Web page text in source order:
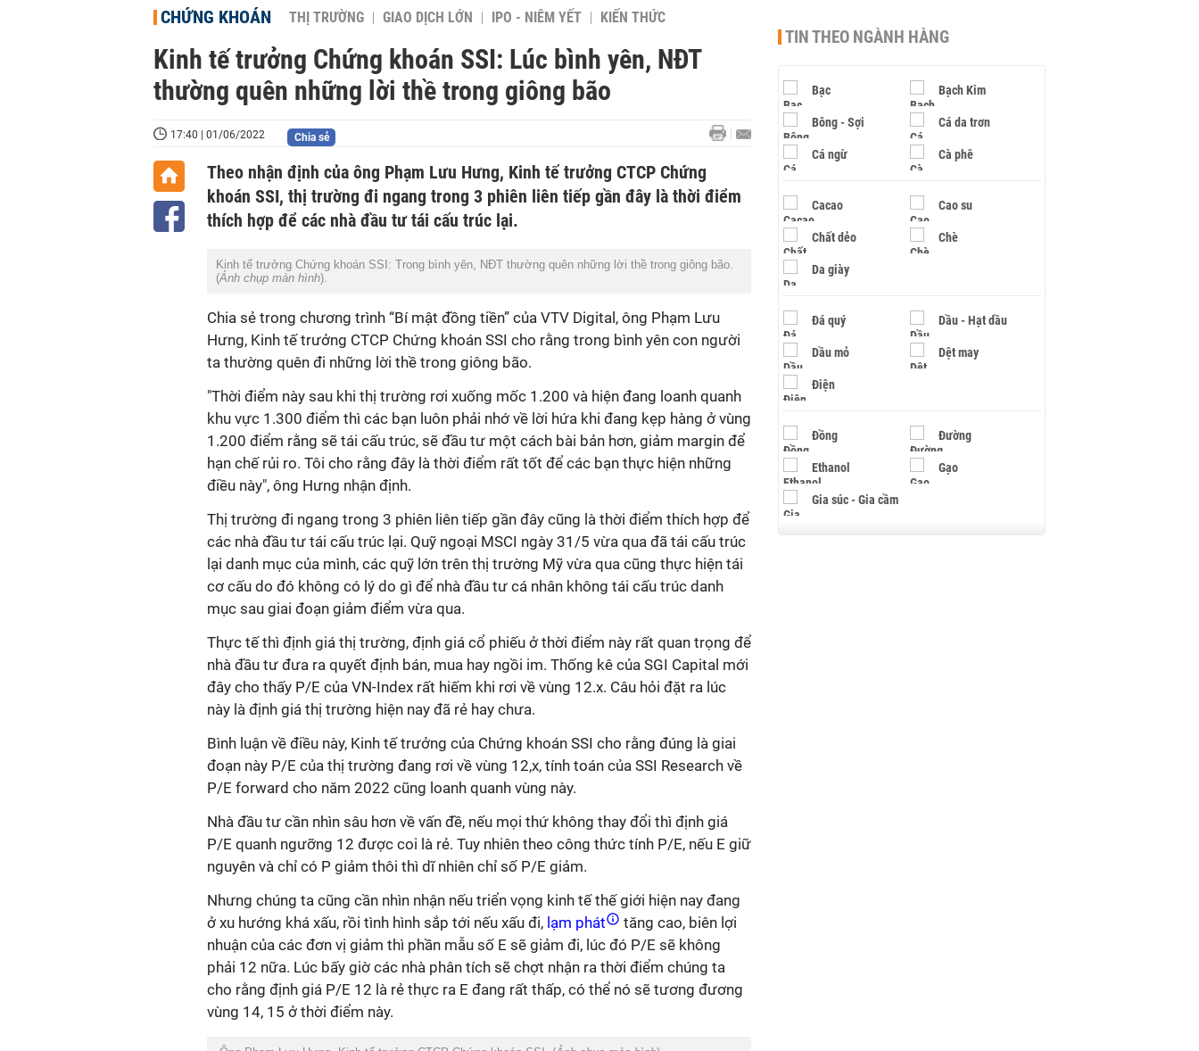
CHỨNG KHOÁN THỊ TRƯỜNG GIAO DỊCH LỚN IPO - NIÊM YẾT KIẾN THỨC
Kinh tế trưởng Chứng khoán SSI: Lúc bình yên, NĐT
thường quên những lời thề trong giông bão
17:40 | 01/06/2022 Chia sẻ
Theo nhận định của ông Phạm Lưu Hưng, Kinh tế trưởng CTCP Chứng
khoán SSI, thị trường đi ngang trong 3 phiên liên tiếp gần đây là thời điểm
thích hợp để các nhà đầu tư tái cấu trúc lại.
Kinh tế trưởng Chứng khoán SSI: Trong bình yên, NĐT thường quên những lời thề trong giông bão.
(Ảnh chụp màn hình).
Chia sẻ trong chương trình “Bí mật đồng tiền” của VTV Digital, ông Phạm Lưu
Hưng, Kinh tế trưởng CTCP Chứng khoán SSI cho rằng trong bình yên con người
ta thường quên đi những lời thề trong giông bão.
"Thời điểm này sau khi thị trường rơi xuống mốc 1.200 và hiện đang loanh quanh
khu vực 1.300 điểm thì các bạn luôn phải nhớ về lời hứa khi đang kẹp hàng ở vùng
1.200 điểm rằng sẽ tái cấu trúc, sẽ đầu tư một cách bài bản hơn, giảm margin để
hạn chế rủi ro. Tôi cho rằng đây là thời điểm rất tốt để các bạn thực hiện những
điều này", ông Hưng nhận định.
Thị trường đi ngang trong 3 phiên liên tiếp gần đây cũng là thời điểm thích hợp để
các nhà đầu tư tái cấu trúc lại. Quỹ ngoại MSCI ngày 31/5 vừa qua đã tái cấu trúc
lại danh mục của mình, các quỹ lớn trên thị trường Mỹ vừa qua cũng thực hiện tái
cơ cấu do đó không có lý do gì để nhà đầu tư cá nhân không tái cấu trúc danh
mục sau giai đoạn giảm điểm vừa qua.
Thực tế thì định giá thị trường, định giá cổ phiếu ở thời điểm này rất quan trọng để
nhà đầu tư đưa ra quyết định bán, mua hay ngồi im. Thống kê của SGI Capital mới
đây cho thấy P/E của VN-Index rất hiếm khi rơi về vùng 12.x. Câu hỏi đặt ra lúc
này là định giá thị trường hiện nay đã rẻ hay chưa.
Bình luận về điều này, Kinh tế trưởng của Chứng khoán SSI cho rằng đúng là giai
đoạn này P/E của thị trường đang rơi về vùng 12,x, tính toán của SSI Research về
P/E forward cho năm 2022 cũng loanh quanh vùng này.
Nhà đầu tư cần nhìn sâu hơn về vấn đề, nếu mọi thứ không thay đổi thì định giá
P/E quanh ngưỡng 12 được coi là rẻ. Tuy nhiên theo công thức tính P/E, nếu E giữ
nguyên và chỉ có P giảm thôi thì dĩ nhiên chỉ số P/E giảm.
Nhưng chúng ta cũng cần nhìn nhận nếu triển vọng kinh tế thế giới hiện nay đang
ở xu hướng khá xấu, rồi tình hình sắp tới nếu xấu đi, lạm phát
tăng cao, biên lợi
nhuận của các đơn vị giảm thì phần mẫu số E sẽ giảm đi, lúc đó P/E sẽ không
phải 12 nữa. Lúc bấy giờ các nhà phân tích sẽ chợt nhận ra thời điểm chúng ta
cho rằng định giá P/E 12 là rẻ thực ra E đang rất thấp, có thể nó sẽ tương đương
vùng 14, 15 ở thời điểm này.
TIN THEO NGÀNH HÀNG
Bạc Bạch Kim
Bông - Sợi Cá da trơn
Cá ngừ Cà phê
Cacao Cao su
Chất dẻo Chè
Da giày
Đá quý Dầu - Hạt dầu
Dầu mỏ Dệt may
Điện
Đồng Đường
Ethanol Gạo
Gia súc - Gia cầm